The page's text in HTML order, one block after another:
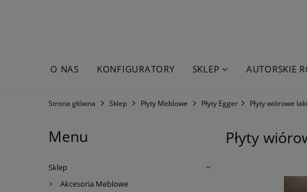
O NAS KONFIGURATORY SKLEP AUTORSKIE
WYPRZEDAŻE
Strona główna Sklep Płyty Meblowe Płyty Egger Płyty wiórowe
Menu
Sklep
Akcesoria Meblowe
Płyty